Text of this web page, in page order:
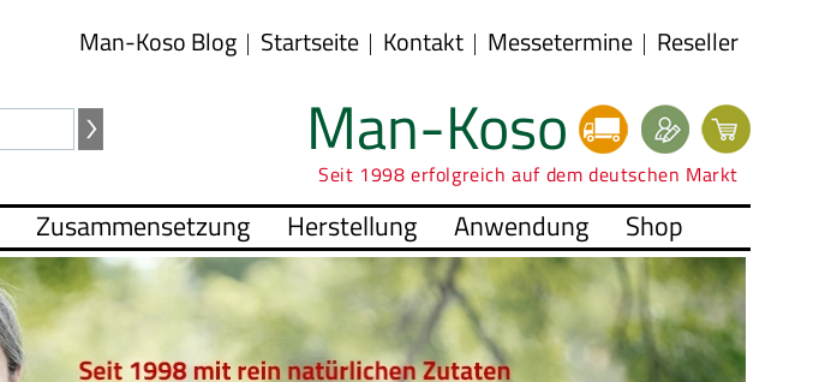
Man-Koso Blog Startseite Kontakt Messetermine Reseller
Man-Koso
Seit 1998 erfolgreich auf dem deutschen Markt
Zusammensetzung Herstellung Anwendung Shop